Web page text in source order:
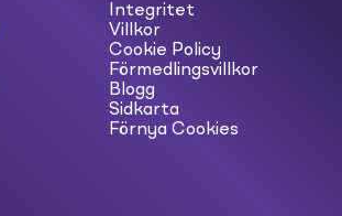
Integritet
Villkor
Cookie Policy
Förmedlingsvillkor
Blogg
Sidkarta
Förnya Cookies